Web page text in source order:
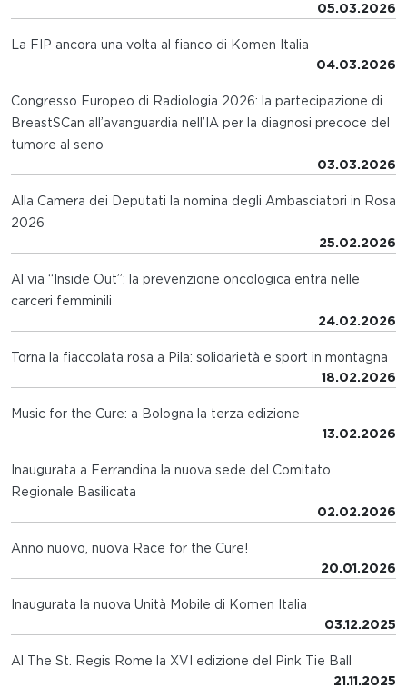
05.03.2026
La FIP ancora una volta al fianco di Komen Italia
04.03.2026
Congresso Europeo di Radiologia 2026: la partecipazione di
BreastSCan all’avanguardia nell’IA per la diagnosi precoce del
tumore al seno
03.03.2026
Alla Camera dei Deputati la nomina degli Ambasciatori in Rosa
2026
25.02.2026
Al via “Inside Out”: la prevenzione oncologica entra nelle
carceri femminili
24.02.2026
Torna la fiaccolata rosa a Pila: solidarietà e sport in montagna
18.02.2026
Music for the Cure: a Bologna la terza edizione
13.02.2026
Inaugurata a Ferrandina la nuova sede del Comitato
Regionale Basilicata
02.02.2026
Anno nuovo, nuova Race for the Cure!
20.01.2026
Inaugurata la nuova Unità Mobile di Komen Italia
03.12.2025
Al The St. Regis Rome la XVI edizione del Pink Tie Ball
21.11.2025